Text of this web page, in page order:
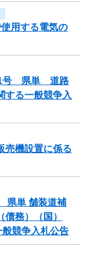
用する電気の
1号 県単 道路
する一般競争入
売機設置に係る
県単 舗装道補
務）（国）
競争入札公告